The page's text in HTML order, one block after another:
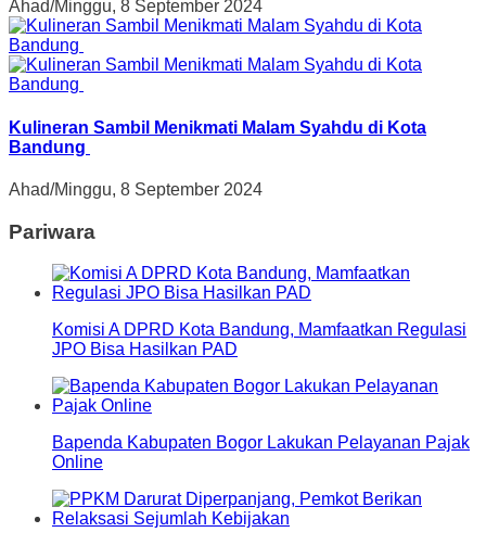
Ahad/Minggu, 8 September 2024
Kulineran Sambil Menikmati Malam Syahdu di Kota
Bandung
Ahad/Minggu, 8 September 2024
Pariwara
Komisi A DPRD Kota Bandung, Mamfaatkan Regulasi
JPO Bisa Hasilkan PAD
Bapenda Kabupaten Bogor Lakukan Pelayanan Pajak
Online